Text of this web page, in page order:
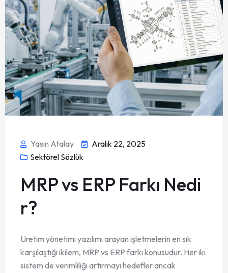
Yasin Atalay
Aralık 22, 2025
Sektörel Sözlük
MRP vs ERP Farkı Nedi
r?
Üretim yönetimi yazılımı arayan işletmelerin en sık
karşılaştığı ikilem, MRP vs ERP farkı konusudur. Her iki
sistem de verimliliği artırmayı hedefler ancak